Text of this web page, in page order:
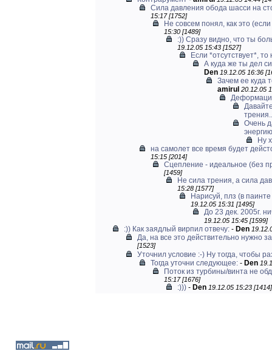
Сила давления обода шасси на
15:17 [1752]
Не совсем понял, как это
15:30 [1489]
:)) Сразу видно, что ты
19.12.05 15:43 [1527]
Если *отсутствует*,
А куда же ты дел
Den 19.12.05 16:36
Зачем ее куда
amirul 20.12.05
Очень
энергию
Ну
на самолет все время будет
15:15 [2014]
Сцепление - идеальное (без
[1459]
Не сила трения, а сила
15:28 [1577]
Нарисуй, плз (в паинте
19.12.05 15:31 [1495]
До 23 дек. 2005г.
19.12.05 15:45 [1599]
:)) Как заядлый вирпил отвечу: - Den
Да, на все это действительно нужно
[1523]
Уточнил условие :-) Ну тогда, чтобы
Тогда уточни следующее: - Den
Поток из турбины/винта не
15:17 [1676]
:))) - Den 19.12.05 15:23 [1414]